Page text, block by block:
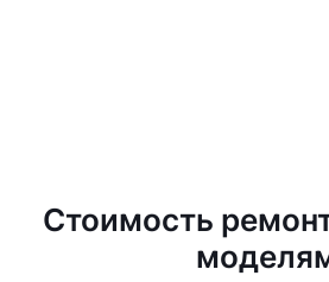
Стоимость